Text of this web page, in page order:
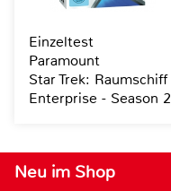
Neu im Shop
Einzeltest
Paramount
Star Trek: Raumschiff
Enterprise - Season 2